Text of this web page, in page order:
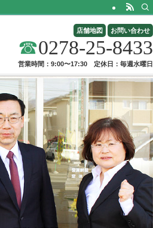
店舗地図 お問い合わせ
☎0278-25-8433
営業時間：9:00〜17:30 定休日：毎週水曜日